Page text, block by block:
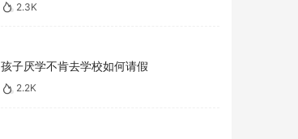
2.3K
孩子厌学不肯去学校如何请假
2.2K